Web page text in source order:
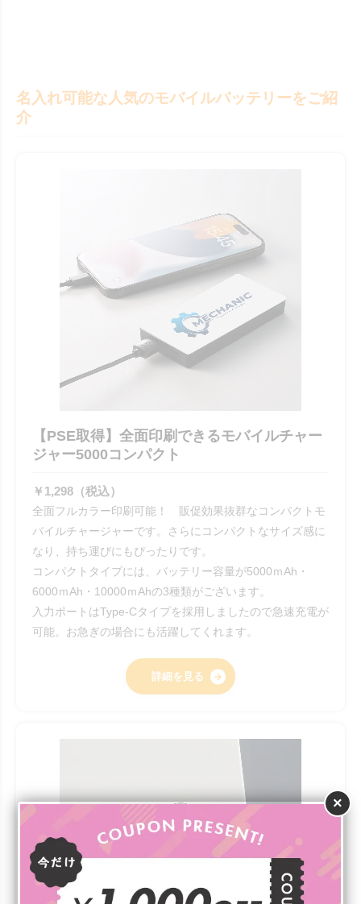
×
名入れ可能な人気のモバイルバッテリーをご紹
介
【PSE取得】全面印刷できるモバイルチャー
ジャー5000コンパクト
￥1,298（税込）
全面フルカラー印刷可能！ 販促効果抜群なコンパクトモ
バイルチャージャーです。さらにコンパクトなサイズ感に
なり、持ち運びにもぴったりです。
コンパクトタイプには、バッテリー容量が5000ｍAh・
6000ｍAh・10000ｍAhの3種類がございます。
入力ポートはType-Cタイプを採用しましたので急速充電が
可能。お急ぎの場合にも活躍してくれます。
詳細を見る